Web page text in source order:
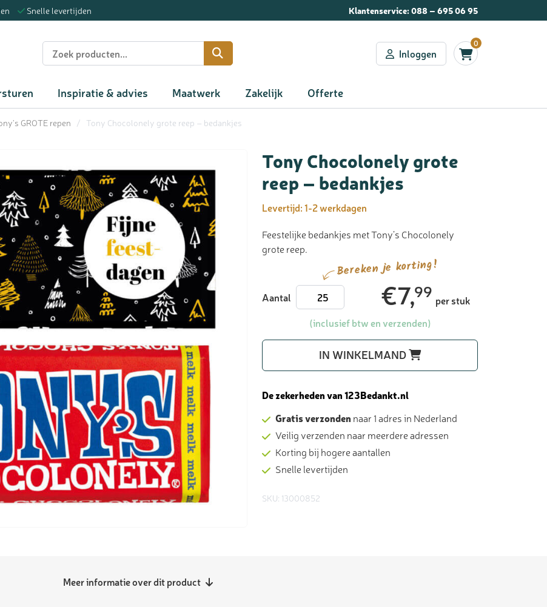
Snelle levertijden Klantenservice:088 – 695 06 95
Inloggen
0
Inspiratie & advies Maatwerk Zakelijk Offerte
GROTE repen / Tony Chocolonely grote reep – bedankjes
Tony Chocolonely grote
reep – bedankjes
Levertijd:1-2 werkdagen
Feestelijke bedankjes met Tony’s Chocolonely
grote reep.
Bereken je korting!
Aantal Tony
Chocolonely
grote
€7,99 per stuk
(inclusief btw en verzenden)
IN WINKELMAND
De zekerheden van 123Bedankt.nl
Gratis verzonden naar 1 adres in Nederland
Veilig verzenden naar meerdere adressen
Korting bij hogere aantallen
Snelle levertijden
SKU: 13000852
Meer informatie over dit product